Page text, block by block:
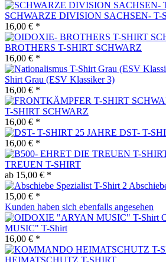
SCHWARZE DIVISION SACHSEN- T-
16,00 € *
BROTHERS T-SHIRT SCHWARZ
16,00 € *
Shirt Grau (ESV Klassiker 3)
16,00 € *
T-SHIRT SCHWARZ
16,00 € *
DST- T-
16,00 € *
TREUEN T-SHIRT
ab 15,00 € *
15,00 € *
Kunden haben sich ebenfalls angesehen
MUSIC" T-Shirt
16,00 € *
HEIMATSCHUTZ T-SHIRT